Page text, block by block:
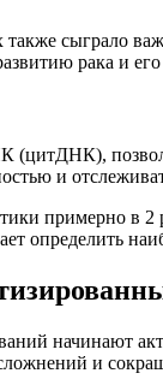
сыграло
рака и
и
примерно
определить
начинают
и